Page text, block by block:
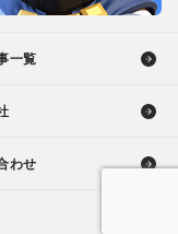
一覧
わせ